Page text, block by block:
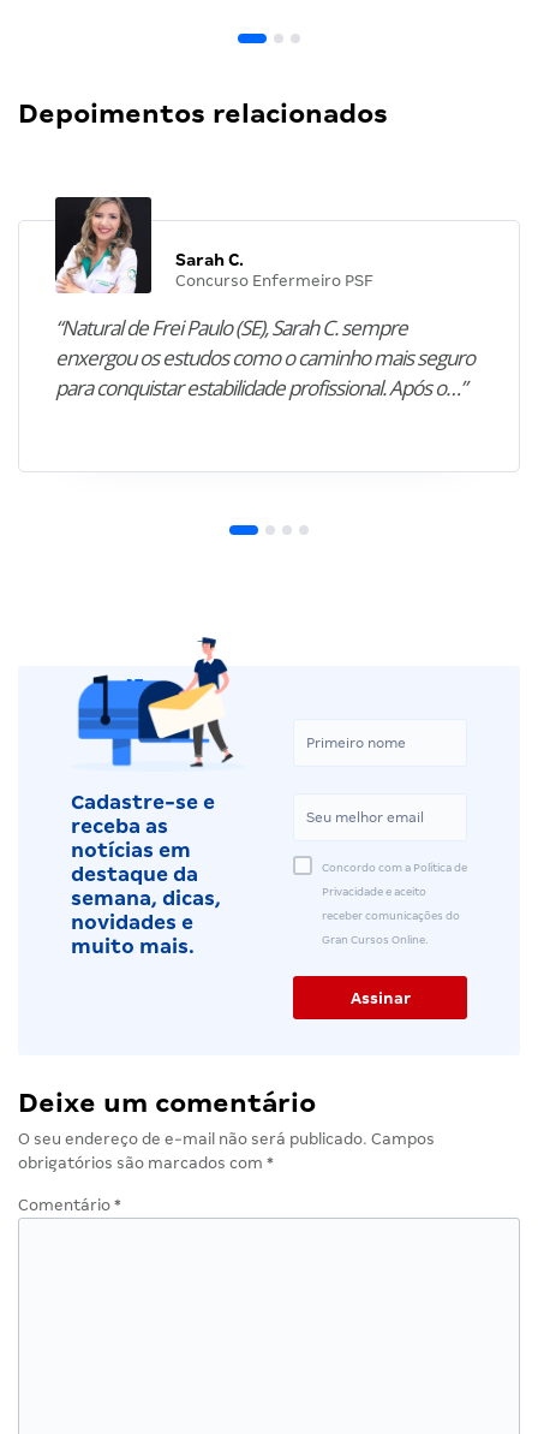
Depoimentos relacionados
Sarah C.
Concurso Enfermeiro PSF
“Natural de Frei Paulo (SE), Sarah C. sempre
enxergou os estudos como o caminho mais seguro
para conquistar estabilidade profissional. Após o…”
Cadastre-se e
receba as
notícias em
destaque da
semana, dicas,
novidades e
muito mais.
Concordo com a Política de
Privacidade e aceito
receber comunicações do
Gran Cursos Online.
Deixe um comentário
O seu endereço de e-mail não será publicado. Campos
obrigatórios são marcados com *
Comentário *